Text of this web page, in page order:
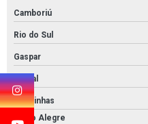
Camboriú
Rio do Sul
Gaspar
Indaial
Canoinhas
Porto Alegre